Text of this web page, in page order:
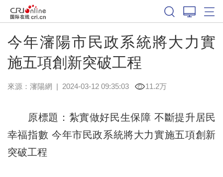
今年瀋陽市民政系統將大力實
施五項創新突破工程
來源： 瀋陽網 | 2024-03-12 09:35:03 11.2万
原標題：紮實做好民生保障 不斷提升居民
幸福指數 今年市民政系統將大力實施五項創新
突破工程